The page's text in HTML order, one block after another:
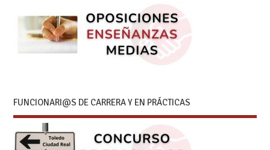
FUNCIONARI@S DE CARRERA Y EN PRÁCTICAS